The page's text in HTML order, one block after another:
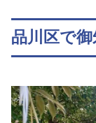
品川区で